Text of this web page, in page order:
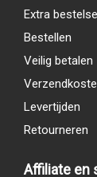
Extra
Bestellen
Veilig betalen
Levertijden
Retourneren
Affiliate en